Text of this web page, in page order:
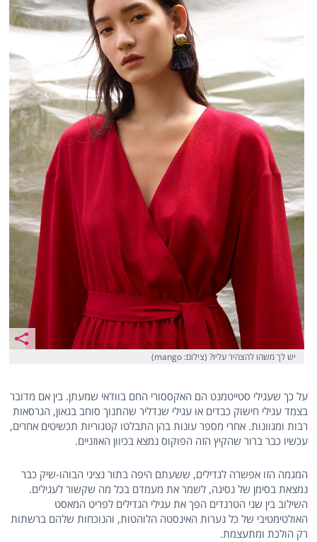
יש לך משהו להצהיר עליו? (צילום: mango)
על כך שעגילי סטייטמנט הם האקססורי החם בוודאי שמעתן. בין אם מדובר
בצמד עגילי חישוק כבדים או עגילי שנדליר שהתנוך סוחב בגאון, הגרסאות
רבות ומגוונות. אחרי מספר עונות בהן התבלטו קטגוריות תכשיטים אחרים,
עכשיו כבר ברור שהקיץ הזה הפוקוס נמצא בכיוון האוזניים.
המגמה הזו אפשרה לגדילים, ששעתם היפה בתור נציגי הבוהו-שיק כבר
נמצאת בסימן של נסיגה, לשמר את מעמדם בכל מה שקשור לעגילים.
השילוב בין שני הטרנדים הפך את עגילי הגדילים לפריט המאסט
האולטימטיבי של כל נערות האינסטה הלוהטות, והנוכחות שלהם ברשתות
רק הולכת ומתעצמת.